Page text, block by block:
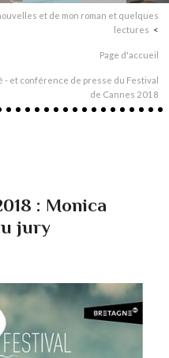
et de mon roman et quelques
lectures
Page d'accueil
- et conférence de presse du Festival
de Cannes 2018
: Monica
jury